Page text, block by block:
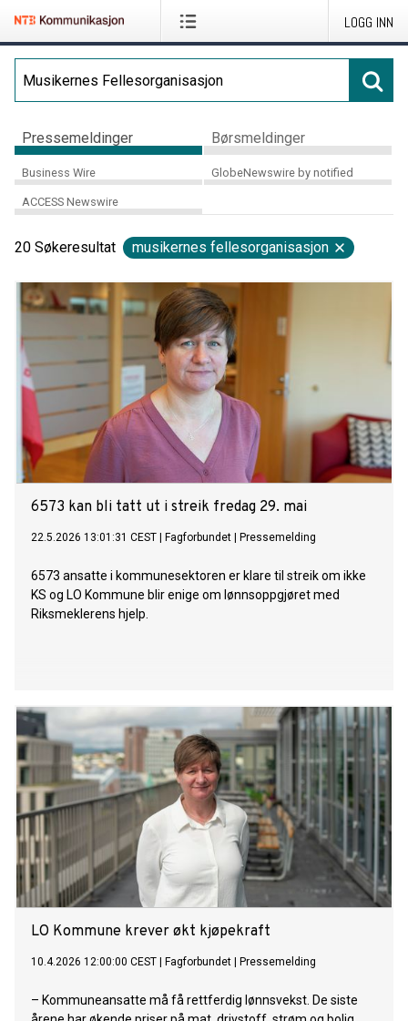
LOGG INN
Pressemeldinger Børsmeldinger
Business Wire GlobeNewswire by notified
ACCESS Newswire
20 Søkeresultat musikernes fellesorganisasjon
6573 kan bli tatt ut i streik fredag 29. mai
22.5.2026 13:01:31 CEST Fagforbundet Pressemelding
6573 ansatte i kommunesektoren er klare til streik om ikke
KS og LO Kommune blir enige om lønnsoppgjøret med
Riksmeklerens hjelp.
LO Kommune krever økt kjøpekraft
10.4.2026 12:00:00 CEST Fagforbundet Pressemelding
– Kommuneansatte må få rettferdig lønnsvekst. De siste